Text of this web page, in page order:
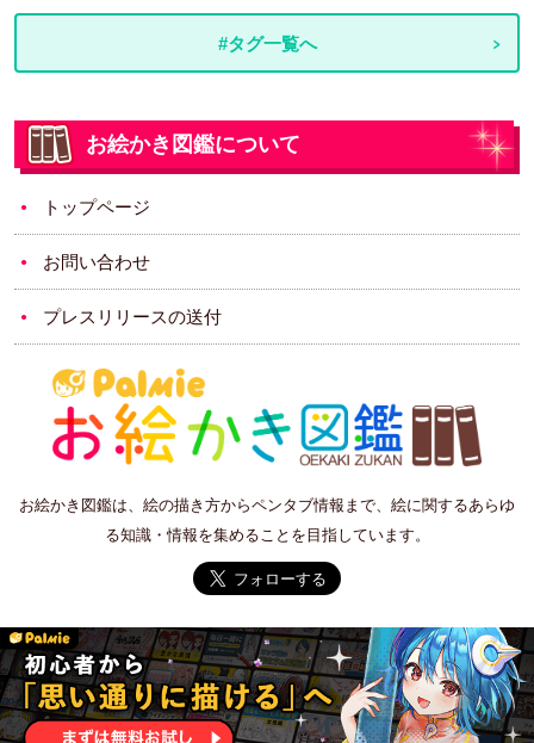
#タグ一覧へ
お絵かき図鑑について
トップページ
お問い合わせ
プレスリリースの送付
お絵かき図鑑は、絵の描き方からペンタブ情報まで、絵に関するあらゆ
る知識・情報を集めることを目指しています。